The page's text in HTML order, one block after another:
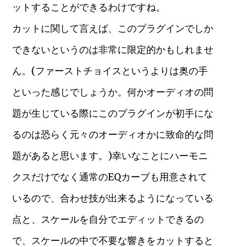
ットすることができるわけですね。
カットに関して言えば、このプラグインでしか
できないというのは非常に限定的かもしれませ
ん。(ファーストチョイスというよりは奥の手
といった感じでしょうか。何かオーディオの問
題が生じている際にこのプラグインが初手にな
るのは恐らく元々のオーディオかに致命的な問
題があると思います。)幸いなことにハーモニ
クスだけでなく通常のEQカーブも用意されて
いるので、合わせ技が出来るようになっている
点と、スケールを自分でエディットできるの
で、スケールの中で不要な響きをカットすると